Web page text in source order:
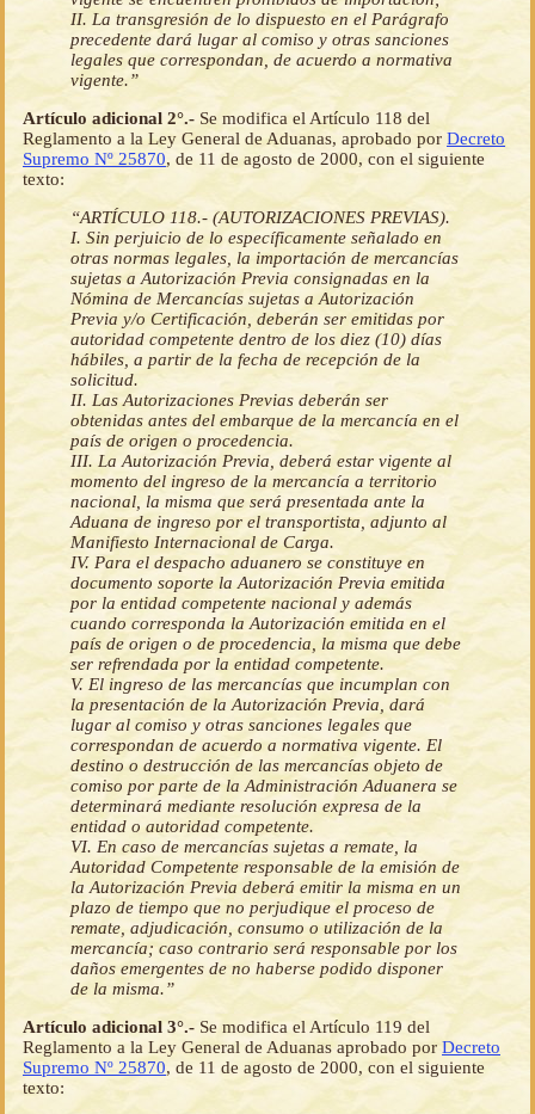
II. La transgresión de lo dispuesto en el Parágrafo
precedente dará lugar al comiso y otras sanciones
legales que correspondan, de acuerdo a normativa
vigente.”
Artículo adicional 2°.- Se modifica el Artículo 118 del
Reglamento a la Ley General de Aduanas, aprobado por Decreto
Supremo Nº 25870, de 11 de agosto de 2000, con el siguiente
texto:
“ARTÍCULO 118.- (AUTORIZACIONES PREVIAS).
I. Sin perjuicio de lo específicamente señalado en
otras normas legales, la importación de mercancías
sujetas a Autorización Previa consignadas en la
Nómina de Mercancías sujetas a Autorización
Previa y/o Certificación, deberán ser emitidas por
autoridad competente dentro de los diez (10) días
hábiles, a partir de la fecha de recepción de la
solicitud.
II. Las Autorizaciones Previas deberán ser
obtenidas antes del embarque de la mercancía en el
país de origen o procedencia.
III. La Autorización Previa, deberá estar vigente al
momento del ingreso de la mercancía a territorio
nacional, la misma que será presentada ante la
Aduana de ingreso por el transportista, adjunto al
Manifiesto Internacional de Carga.
IV. Para el despacho aduanero se constituye en
documento soporte la Autorización Previa emitida
por la entidad competente nacional y además
cuando corresponda la Autorización emitida en el
país de origen o de procedencia, la misma que debe
ser refrendada por la entidad competente.
V. El ingreso de las mercancías que incumplan con
la presentación de la Autorización Previa, dará
lugar al comiso y otras sanciones legales que
correspondan de acuerdo a normativa vigente. El
destino o destrucción de las mercancías objeto de
comiso por parte de la Administración Aduanera se
determinará mediante resolución expresa de la
entidad o autoridad competente.
VI. En caso de mercancías sujetas a remate, la
Autoridad Competente responsable de la emisión de
la Autorización Previa deberá emitir la misma en un
plazo de tiempo que no perjudique el proceso de
remate, adjudicación, consumo o utilización de la
mercancía; caso contrario será responsable por los
daños emergentes de no haberse podido disponer
de la misma.”
Artículo adicional 3°.- Se modifica el Artículo 119 del
Reglamento a la Ley General de Aduanas aprobado por Decreto
Supremo Nº 25870, de 11 de agosto de 2000, con el siguiente
texto: